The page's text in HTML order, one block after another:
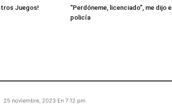
Juegos!
“Perdóneme, licenciado”, me dijo el
policía
25 noviembre, 2023 En 7:12 pm